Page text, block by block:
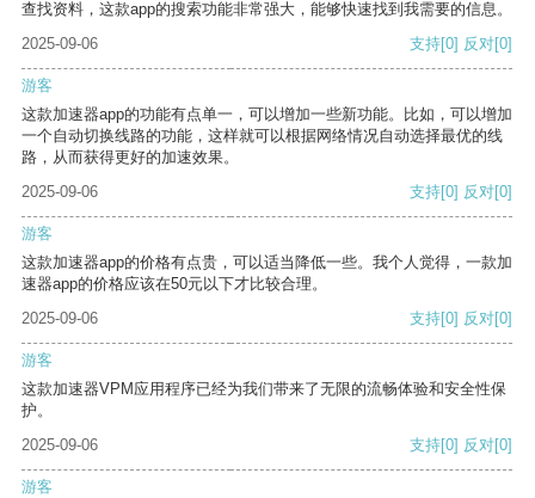
查找资料，这款app的搜索功能非常强大，能够快速找到我需要的信息。
2025-09-06
支持[0] 反对[0]
游客
这款加速器app的功能有点单一，可以增加一些新功能。比如，可以增加
一个自动切换线路的功能，这样就可以根据网络情况自动选择最优的线
路，从而获得更好的加速效果。
2025-09-06
支持[0] 反对[0]
游客
这款加速器app的价格有点贵，可以适当降低一些。我个人觉得，一款加
速器app的价格应该在50元以下才比较合理。
2025-09-06
支持[0] 反对[0]
游客
这款加速器VPM应用程序已经为我们带来了无限的流畅体验和安全性保
护。
2025-09-06
支持[0] 反对[0]
游客